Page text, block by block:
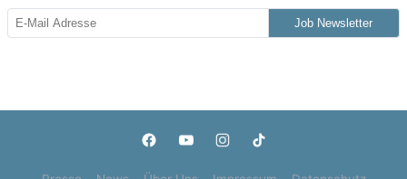
Job Newsletter